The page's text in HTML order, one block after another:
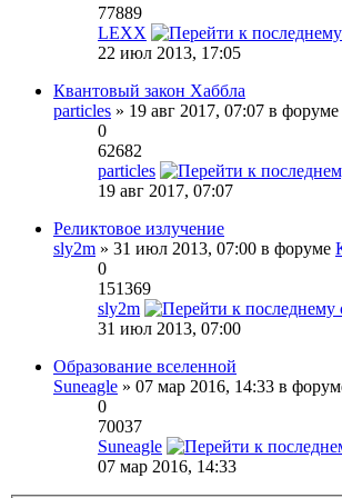
77889
LEXX
22 июл 2013, 17:05
Квантовый закон Хаббла
particles » 19 авг 2017, 07:07 в форуме
0
62682
particles
19 авг 2017, 07:07
Реликтовое излучение
sly2m » 31 июл 2013, 07:00 в форуме
0
151369
sly2m
31 июл 2013, 07:00
Образование вселенной
Suneagle » 07 мар 2016, 14:33 в
0
70037
Suneagle
07 мар 2016, 14:33